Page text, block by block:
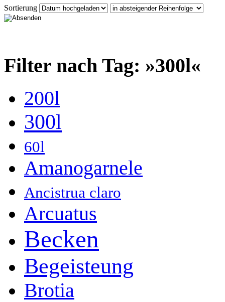
Sortierung
Filter nach Tag: »300l«
200l
300l
60l
Amanogarnele
Ancistrua claro
Arcuatus
Becken
Begeisteung
Brotia